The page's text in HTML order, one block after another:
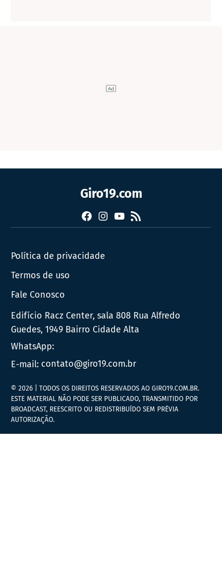
Giro19.com
FacebookInstagram
YouTube
RSS
Política de privacidade
Termos de uso
Fale Conosco
Edifício Racz Center, sala 808 Rua Alfredo
Guedes, 1949 Bairro Cidade Alta
WhatsApp:
E-mail: contato@giro19.com.br
© 2026 | TODOS OS DIREITOS RESERVADOS AO GIRO19.COM.BR.
ESTE MATERIAL NÃO PODE SER PUBLICADO, TRANSMITIDO POR
BROADCAST, REESCRITO OU REDISTRIBUÍDO SEM PRÉVIA
AUTORIZAÇÃO.